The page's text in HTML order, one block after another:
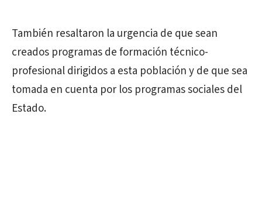
También resaltaron la urgencia de que sean
creados programas de formación técnico-
profesional dirigidos a esta población y de que sea
tomada en cuenta por los programas sociales del
Estado.